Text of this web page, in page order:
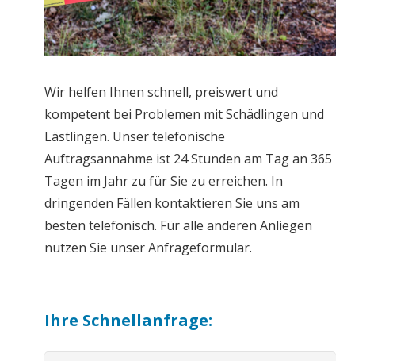
Wir helfen Ihnen schnell, preiswert und
kompetent bei Problemen mit Schädlingen und
Lästlingen. Unser telefonische
Auftragsannahme ist 24 Stunden am Tag an 365
Tagen im Jahr zu für Sie zu erreichen. In
dringenden Fällen kontaktieren Sie uns am
besten telefonisch. Für alle anderen Anliegen
nutzen Sie unser Anfrageformular.
Ihre Schnellanfrage: